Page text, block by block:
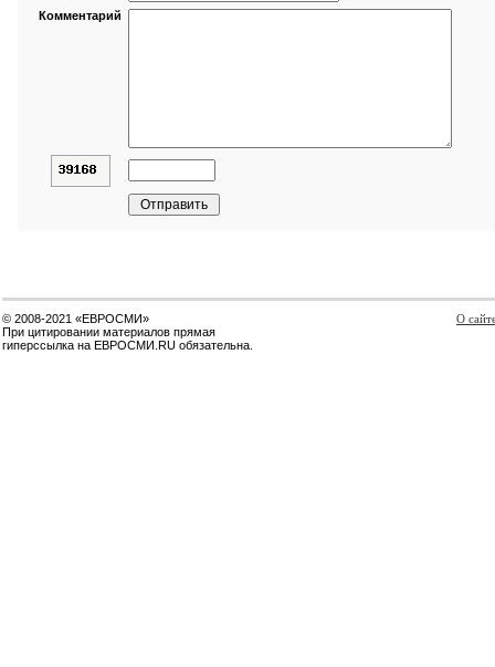
Комментарий
© 2008-2021 «ЕВРОСМИ»
При цитировании материалов прямая
гиперссылка на ЕВРОСМИ.RU обязательна.
О